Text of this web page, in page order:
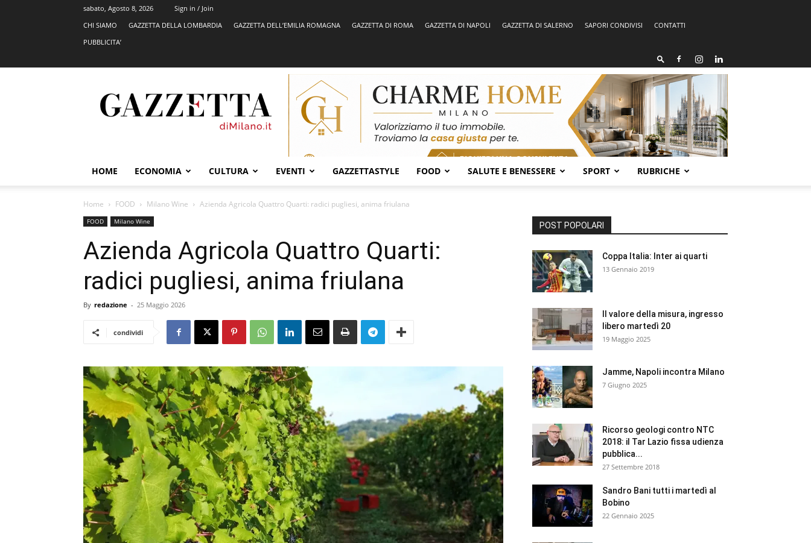
sabato, Agosto 8, 2026
Sign in / Join
CHI SIAMO
GAZZETTA DELLA LOMBARDIA GAZZETTA DELL’EMILIA ROMAGNA GAZZETTA DI ROMA GAZZETTA DI NAPOLI GAZZETTA DI SALERNO SAPORI CONDIVISI
CONTATTI
PUBBLICITA’
HOME ECONOMIA CULTURA EVENTI GAZZETTASTYLE FOOD SALUTE E BENESSERE SPORT RUBRICHE
Home FOOD Milano Wine Azienda Agricola Quattro Quarti: radici pugliesi, anima friulana
FOOD Milano Wine
Azienda Agricola Quattro Quarti:
radici pugliesi, anima friulana
By redazione - 25 Maggio 2026
condividi
POST POPOLARI
Coppa Italia: Inter ai quarti
13 Gennaio 2019
Il valore della misura, ingresso
libero martedì 20
19 Maggio 2025
Jamme, Napoli incontra Milano
7 Giugno 2025
Ricorso geologi contro NTC
2018: il Tar Lazio fissa udienza
pubblica...
27 Settembre 2018
Sandro Bani tutti i martedì al
Bobino
22 Gennaio 2025